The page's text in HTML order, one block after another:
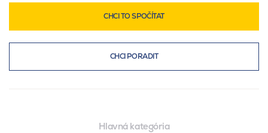
CHCI TO SPOČÍTAT
CHCI PORADIT
Hlavná kategória